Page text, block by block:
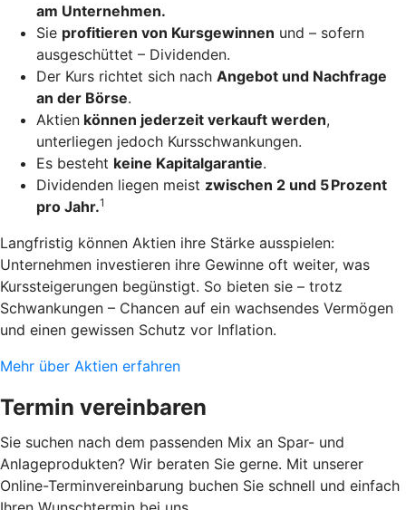
am Unternehmen.
Sie profitieren von Kursgewinnen und – sofern
ausgeschüttet – Dividenden.
Der Kurs richtet sich nach Angebot und Nachfrage
an der Börse.
Aktien können jederzeit verkauft werden,
unterliegen jedoch Kursschwankungen.
Es besteht keine Kapitalgarantie.
Dividenden liegen meist zwischen 2 und 5 Prozent
pro Jahr.1
Langfristig können Aktien ihre Stärke ausspielen:
Unternehmen investieren ihre Gewinne oft weiter, was
Kurssteigerungen begünstigt. So bieten sie – trotz
Schwankungen – Chancen auf ein wachsendes Vermögen
und einen gewissen Schutz vor Inflation.
Mehr über Aktien erfahren
Termin vereinbaren
Sie suchen nach dem passenden Mix an Spar- und
Anlageprodukten? Wir beraten Sie gerne. Mit unserer
Online-Terminvereinbarung buchen Sie schnell und einfach